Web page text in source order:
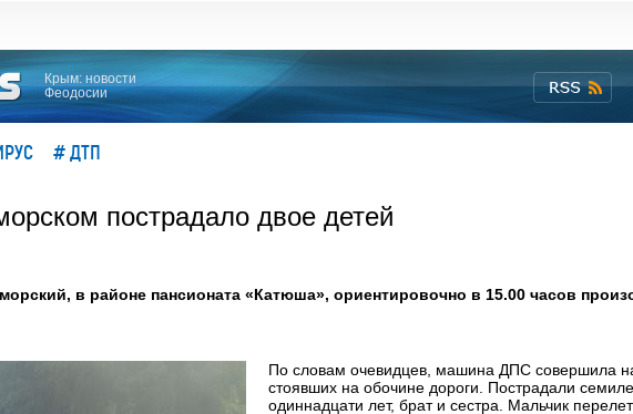
Крым: новости
Феодосии
# ДТП
пострадало двое детей
в районе пансионата «Катюша», ориентировочно в 15.00 часов
По словам очевидцев, машина ДПС совершила
стоявших на обочине дороги. Пострадали
одиннадцати лет, брат и сестра. Мальчик